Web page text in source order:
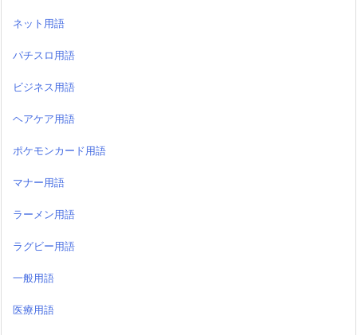
ネット用語
パチスロ用語
ビジネス用語
ヘアケア用語
ポケモンカード用語
マナー用語
ラーメン用語
ラグビー用語
一般用語
医療用語